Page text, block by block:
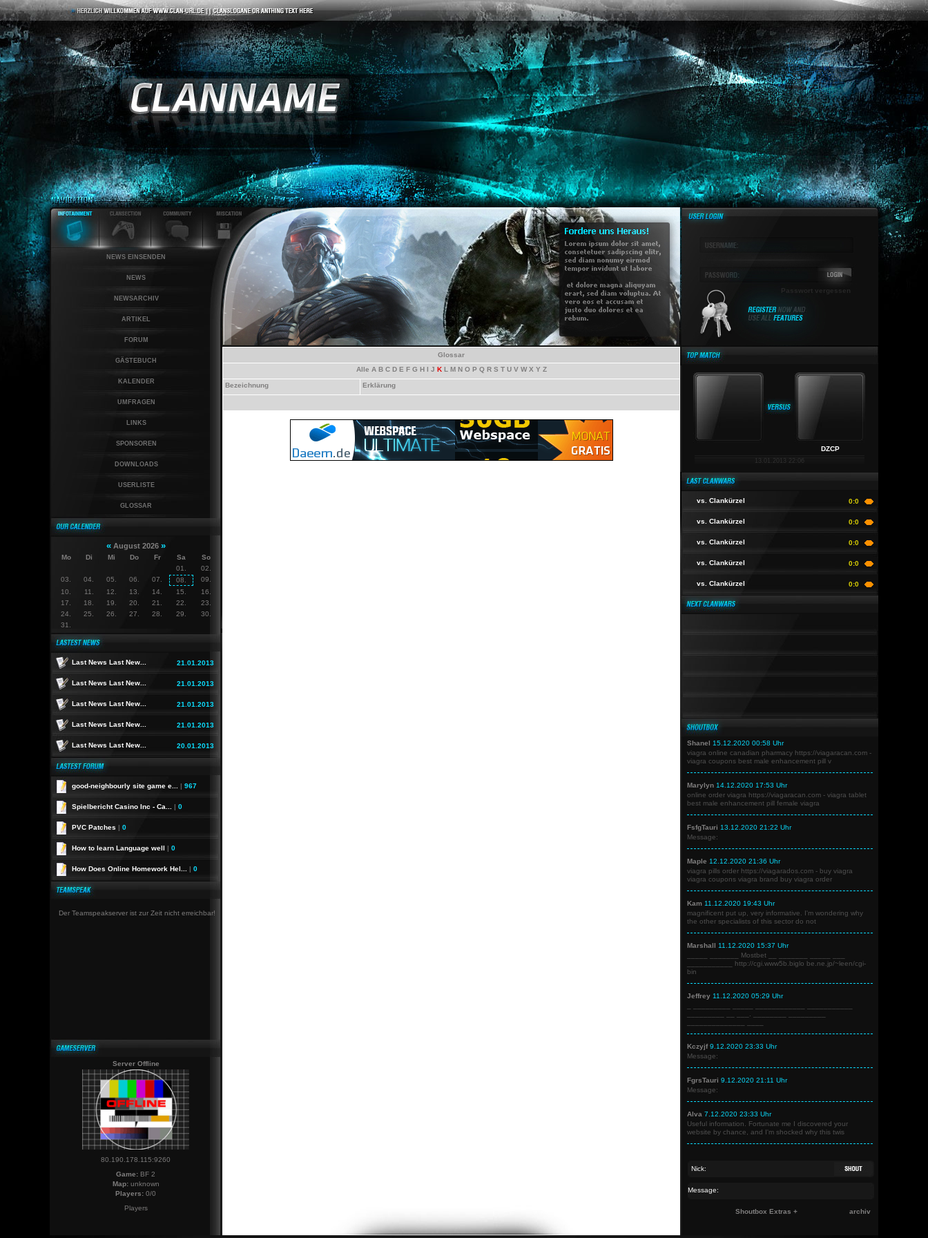
NEWS EINSENDEN
NEWS
NEWSARCHIV
ARTIKEL
FORUM
GÄSTEBUCH
KALENDER
UMFRAGEN
LINKS
SPONSOREN
DOWNLOADS
USERLISTE
GLOSSAR
« August 2026 »
Mo Di Mi Do Fr Sa
So
01.
02.
03.
04. 05. 06. 07. 08.
09.
10.
11. 12. 13. 14. 15.
16.
17.
18. 19. 20. 21. 22.
23.
24.
25. 26. 27. 28. 29.
30.
31.
Last News Last New... 21.01.2013
Last News Last New... 21.01.2013
Last News Last New... 21.01.2013
Last News Last New... 21.01.2013
Last News Last New... 20.01.2013
good-neighbourly site game e... | 967
Spielbericht Casino Inc - Ca... | 0
PVC Patches | 0
How to learn Language well | 0
How Does Online Homework Hel... | 0
Der Teamspeakserver ist zur Zeit nicht erreichbar!
Server Offline
80.190.178.115:9260
Game: BF 2
Map:unknown
Players: 0/0
Players
Glossar
Alle A B C D E F G H I J K L M N O P Q R S T U V W X Y Z
Bezeichnung Erklärung
Passwort vergessen
DZCP
13.01.2013 22:06
vs. Clankürzel 0:0
vs. Clankürzel 0:0
vs. Clankürzel 0:0
vs. Clankürzel 0:0
vs. Clankürzel 0:0
Shanel 15.12.2020 00:58 Uhr
viagra online canadian pharmacy https://viagaracan.com -
viagra coupons best male enhancement pill v
Marylyn 14.12.2020 17:53 Uhr
online order viagra https://viagaracan.com - viagra tablet
best male enhancement pill female viagra
FsfgTauri 13.12.2020 21:22 Uhr
Message:
Maple 12.12.2020 21:36 Uhr
viagra pills order https://viagarados.com - buy viagra
viagra coupons viagra brand buy viagra order
Kam 11.12.2020 19:43 Uhr
magnificent put up, very informative. I'm wondering why
the other specialists of this sector do not
Marshall 11.12.2020 15:37 Uhr
_____ _______ Mostbet __ _______ _____ ___
___________ http://cgi.www5b.biglo be.ne.jp/~leen/cgi-
bin
Jeffrey 11.12.2020 05:29 Uhr
Kczyjf9.12.2020 23:33 Uhr
Message:
FgrsTauri 9.12.2020 21:11 Uhr
Message:
Alva 7.12.2020 23:33 Uhr
Useful information. Fortunate me I discovered your
website by chance, and I'm shocked why this twis
Shoutbox Extras + archiv